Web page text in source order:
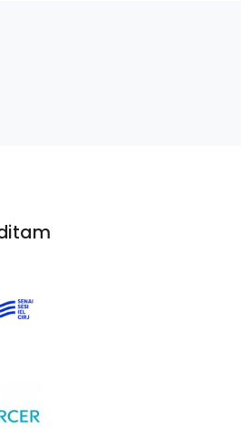
pela Rivello/Menta. Além de
tudo aconteceu com